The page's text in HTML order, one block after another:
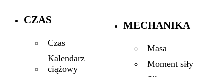
CZAS
Czas
Kalendarz
ciążowy
MECHANIKA
Masa
Moment siły